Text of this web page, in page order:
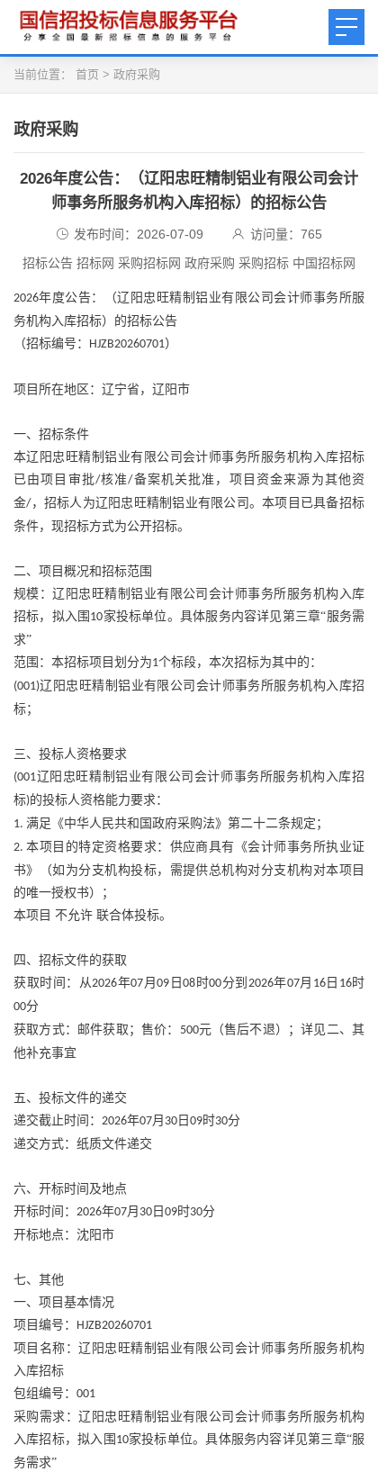
当前位置： 首页 > 政府采购
政府采购
2026年度公告：（辽阳忠旺精制铝业有限公司会计
师事务所服务机构入库招标）的招标公告
发布时间：2026-07-09 访问量： 765
招标公告 招标网 采购招标网 政府采购 采购招标 中国招标网
2026年度公告：（辽阳忠旺精制铝业有限公司会计师事务所服
务机构入库招标）的招标公告
（招标编号： HJZB20260701）
项目所在地区：辽宁省，辽阳市
一、招标条件
本辽阳忠旺精制铝业有限公司会计师事务所服务机构入库招标
已由项目审批/核准/备案机关批准，项目资金来源为其他资
金/，招标人为辽阳忠旺精制铝业有限公司。本项目已具备招标
条件，现招标方式为公开招标。
二、项目概况和招标范围
规模：辽阳忠旺精制铝业有限公司会计师事务所服务机构入库
招标，拟入围 10家投标单位。具体服务内容详见第三章“服务需
求”
范围：本招标项目划分为1个标段，本次招标为其中的：
(001)辽阳忠旺精制铝业有限公司会计师事务所服务机构入库招
标；
三、投标人资格要求
(001辽阳忠旺精制铝业有限公司会计师事务所服务机构入库招
标)的投标人资格能力要求：
1. 满足《中华人民共和国政府采购法》第二十二条规定；
2.本项目的特定资格要求：供应商具有《会计师事务所执业证
书》（如为分支机构投标，需提供总机构对分支机构对本项目
的唯一授权书）；
本项目 不允许 联合体投标。
四、招标文件的获取
获取时间：从2026年07月 09 日 08 时00分到 2026年07月 16日 16时
00分
获取方式：邮件获取；售价： 500元（售后不退）；详见二、其
他补充事宜
五、投标文件的递交
递交截止时间： 2026年07月 30 日 09时30分
递交方式：纸质文件递交
六、开标时间及地点
开标时间： 2026年07月 30 日 09时30分
开标地点：沈阳市
七、其他
一、项目基本情况
项目编号： HJZB20260701
项目名称：辽阳忠旺精制铝业有限公司会计师事务所服务机构
入库招标
包组编号： 001
采购需求：辽阳忠旺精制铝业有限公司会计师事务所服务机构
入库招标，拟入围 10家投标单位。具体服务内容详见第三章“服
务需求”